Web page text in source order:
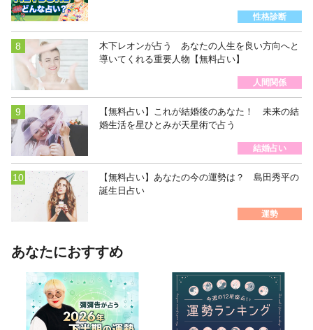
性格診断
木下レオンが占う あなたの人生を良い方向へと
導いてくれる重要人物【無料占い】
人間関係
【無料占い】これが結婚後のあなた！ 未来の結
婚生活を星ひとみが天星術で占う
結婚占い
【無料占い】あなたの今の運勢は？ 島田秀平の
誕生日占い
運勢
あなたにおすすめ